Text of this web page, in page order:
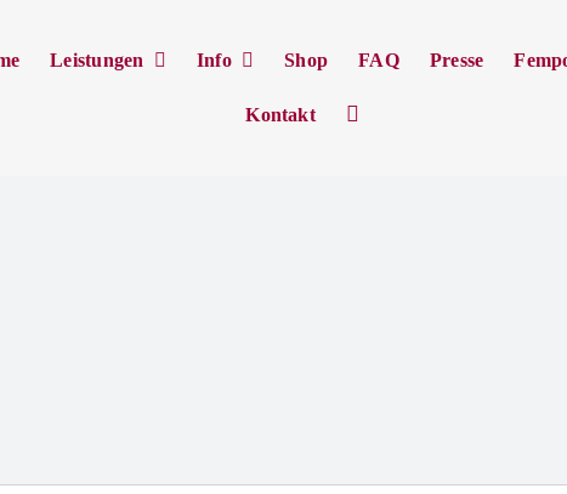
Leistungen Info Shop FAQ Presse
Kontakt